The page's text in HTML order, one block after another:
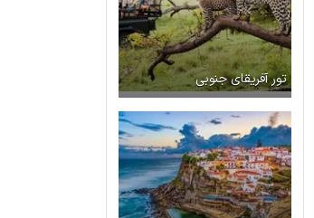
تور آفریقای جنوبی